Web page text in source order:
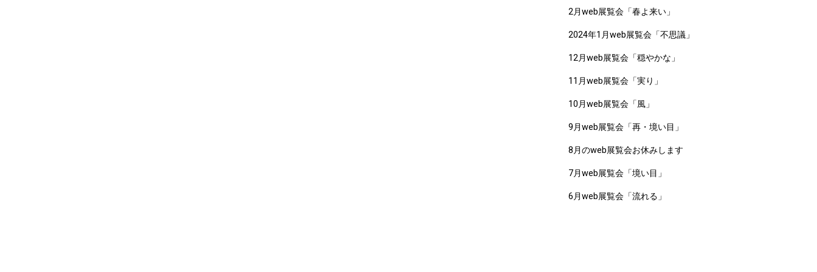
2月web展覧会「春よ来い」
2024年1月web展覧会「不思議」
12月web展覧会「穏やかな」
11月web展覧会「実り」
10月web展覧会「風」
9月web展覧会「再・境い目」
8月のweb展覧会お休みします
7月web展覧会「境い目」
6月web展覧会「流れる」